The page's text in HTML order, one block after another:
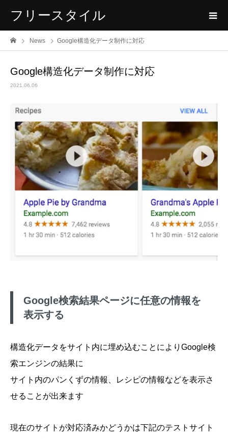
フリースタイル
News Google構造化データ制作に対応
Google構造化データ制作に対応
2021.06.06
Google検索結果ページに任意の情報を
表示する
構造化データをサイト内に埋め込むことによりGoogle検
索エンジンの結果に
サイト内のパンくずの情報、レシピの情報などを表示さ
せることが出来ます
現在のサイトが対応済みかどうかは下記のテストサイト